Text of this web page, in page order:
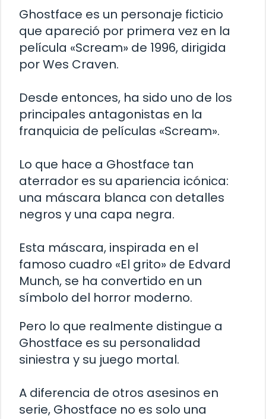
Ghostface es un personaje ficticio
que apareció por primera vez en la
película «Scream» de 1996, dirigida
por Wes Craven.
Desde entonces, ha sido uno de los
principales antagonistas en la
franquicia de películas «Scream».
Lo que hace a Ghostface tan
aterrador es su apariencia icónica:
una máscara blanca con detalles
negros y una capa negra.
Esta máscara, inspirada en el
famoso cuadro «El grito» de Edvard
Munch, se ha convertido en un
símbolo del horror moderno.
Pero lo que realmente distingue a
Ghostface es su personalidad
siniestra y su juego mortal.
A diferencia de otros asesinos en
serie, Ghostface no es solo una